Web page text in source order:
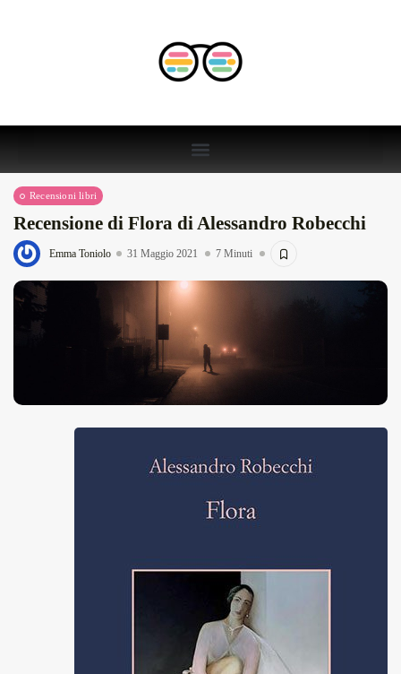
Recensioni libri
Recensione di Flora di Alessandro Robecchi
Emma Toniolo 31 Maggio 2021 7 Minuti